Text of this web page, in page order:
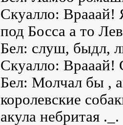
Скуалло: Врааай!
под Босса а то
Бел: слуш, быдл,
Скуалло: Врааай!
Бел: Молчал бы ,
королевские
акула небритая ._.